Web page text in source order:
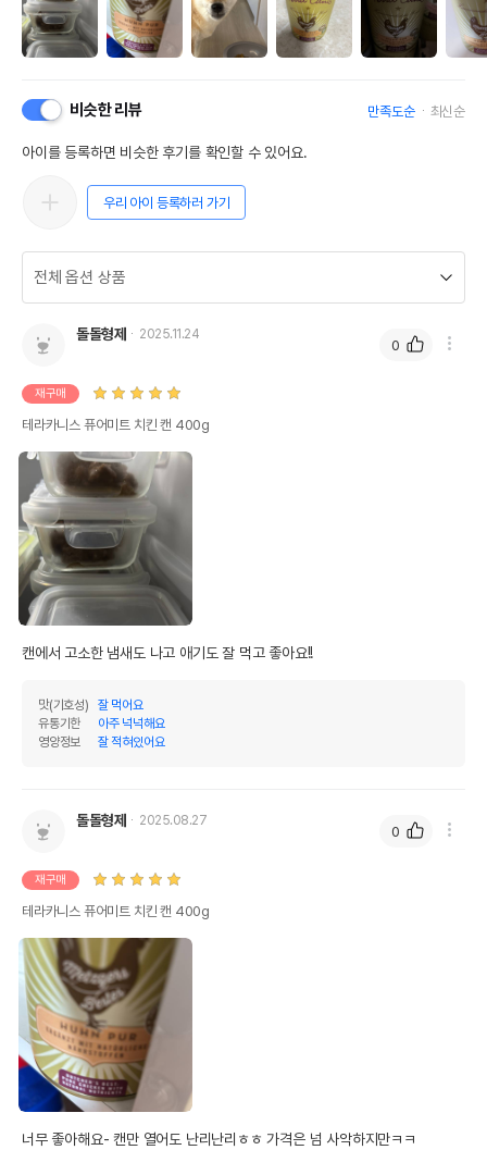
비슷한 리뷰 만족도순 최신순
아이를 등록하면 비슷한 후기를 확인할 수 있어요.
우리 아이 등록하러 가기
돌돌형제 2025.11.24
재구매
테라카니스 퓨어미트 치킨 캔 400g
캔에서 고소한 냄새도 나고 애기도 잘 먹고 좋아요!!
맛(기호성)
잘 먹어요
유통기한
아주 넉넉해요
영양정보
잘 적혀있어요
0
돌돌형제 2025.08.27
재구매
테라카니스 퓨어미트 치킨 캔 400g
너무 좋아해요- 캔만 열어도 난리난리ㅎㅎ 가격은 넘 사악하지만ㅋㅋ
0